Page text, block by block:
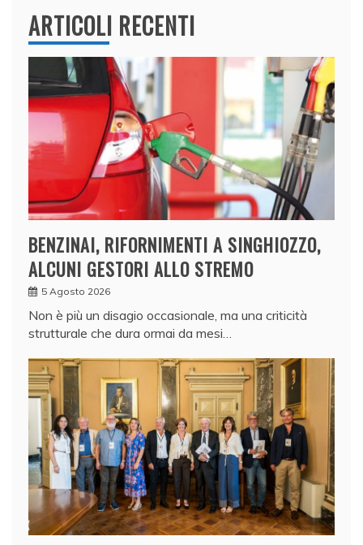
ARTICOLI RECENTI
BENZINAI, RIFORNIMENTI A SINGHIOZZO,
ALCUNI GESTORI ALLO STREMO
5 Agosto 2026
Non è più un disagio occasionale, ma una criticità
strutturale che dura ormai da mesi…